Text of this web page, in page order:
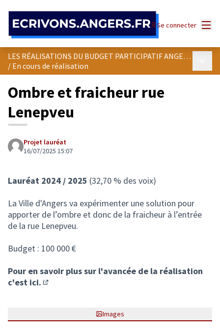
Se connecter
LES RÉALISATIONS DU BUDGET PARTICIPATIF ANGEVIN
/ En cours de réalisation
Ombre et fraicheur rue
Lenepveu
Projet lauréat
16/07/2025 15:07
Lauréat 2024 / 2025 (32,70 % des voix)
La Ville d'Angers va expérimenter une solution pour
apporter de l’ombre et donc de la fraicheur à l’entrée
de la rue Lenepveu.
Budget : 100 000 €
Pour en savoir plus sur l'avancée de la réalisation
c'est ici.
Images